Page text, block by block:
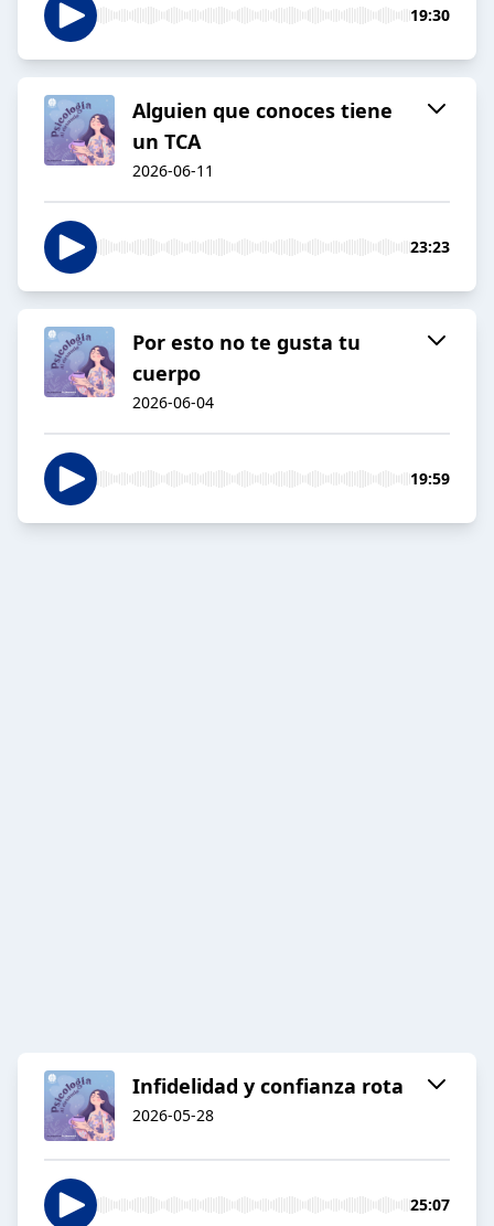
19:30
Alguien que conoces tiene
un TCA
2026-06-11
23:23
Por esto no te gusta tu
cuerpo
2026-06-04
19:59
Infidelidad y confianza rota
2026-05-28
25:07